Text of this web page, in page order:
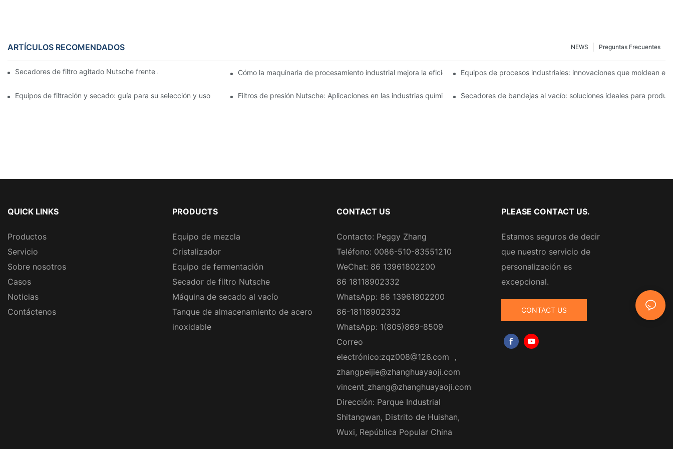
ARTÍCULOS RECOMENDADOS Preguntas Frecuentes
NEWS
Secadores de filtro agitado Nutsche frente a otros métodos de secado: una comparaciónCómo la maquinaria de procesamiento industrial mejora la eficiencia operativaEquipos de procesos industriales: innovaciones que moldean el
Equipos de filtración y secado: guía para su selección y uso Filtros de presión Nutsche: Aplicaciones en las industrias química y alimentariaSecadores de bandejas al vacío: soluciones ideales para
QUICK LINKS
Productos
Servicio
Sobre nosotros
Casos
Noticias
Contáctenos
PRODUCTS
Equipo de mezcla
Cristalizador
Equipo de fermentación
Secador de filtro Nutsche
Máquina de secado al vacío
Tanque de almacenamiento de acero
inoxidable
CONTACT US
Contacto: Peggy Zhang
Teléfono: 0086-510-83551210
WeChat: 86 13961802200
86 18118902332
WhatsApp: 86 13961802200
86-18118902332
WhatsApp: 1(805)869-8509
Correo
electrónico:zqz008@126.com ，
zhangpeijie@zhanghuayaoji.com
vincent_zhang@zhanghuayaoji.com
Dirección: Parque Industrial
Shitangwan, Distrito de Huishan,
Wuxi, República Popular China
PLEASE CONTACT US.
Estamos seguros de decir
que nuestro servicio de
personalización es
excepcional.
CONTACT US